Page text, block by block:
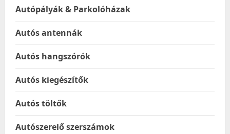
Autópályák & Parkolóházak
Autós antennák
Autós hangszórók
Autós kiegészítők
Autós töltők
Autószerelő szerszámok